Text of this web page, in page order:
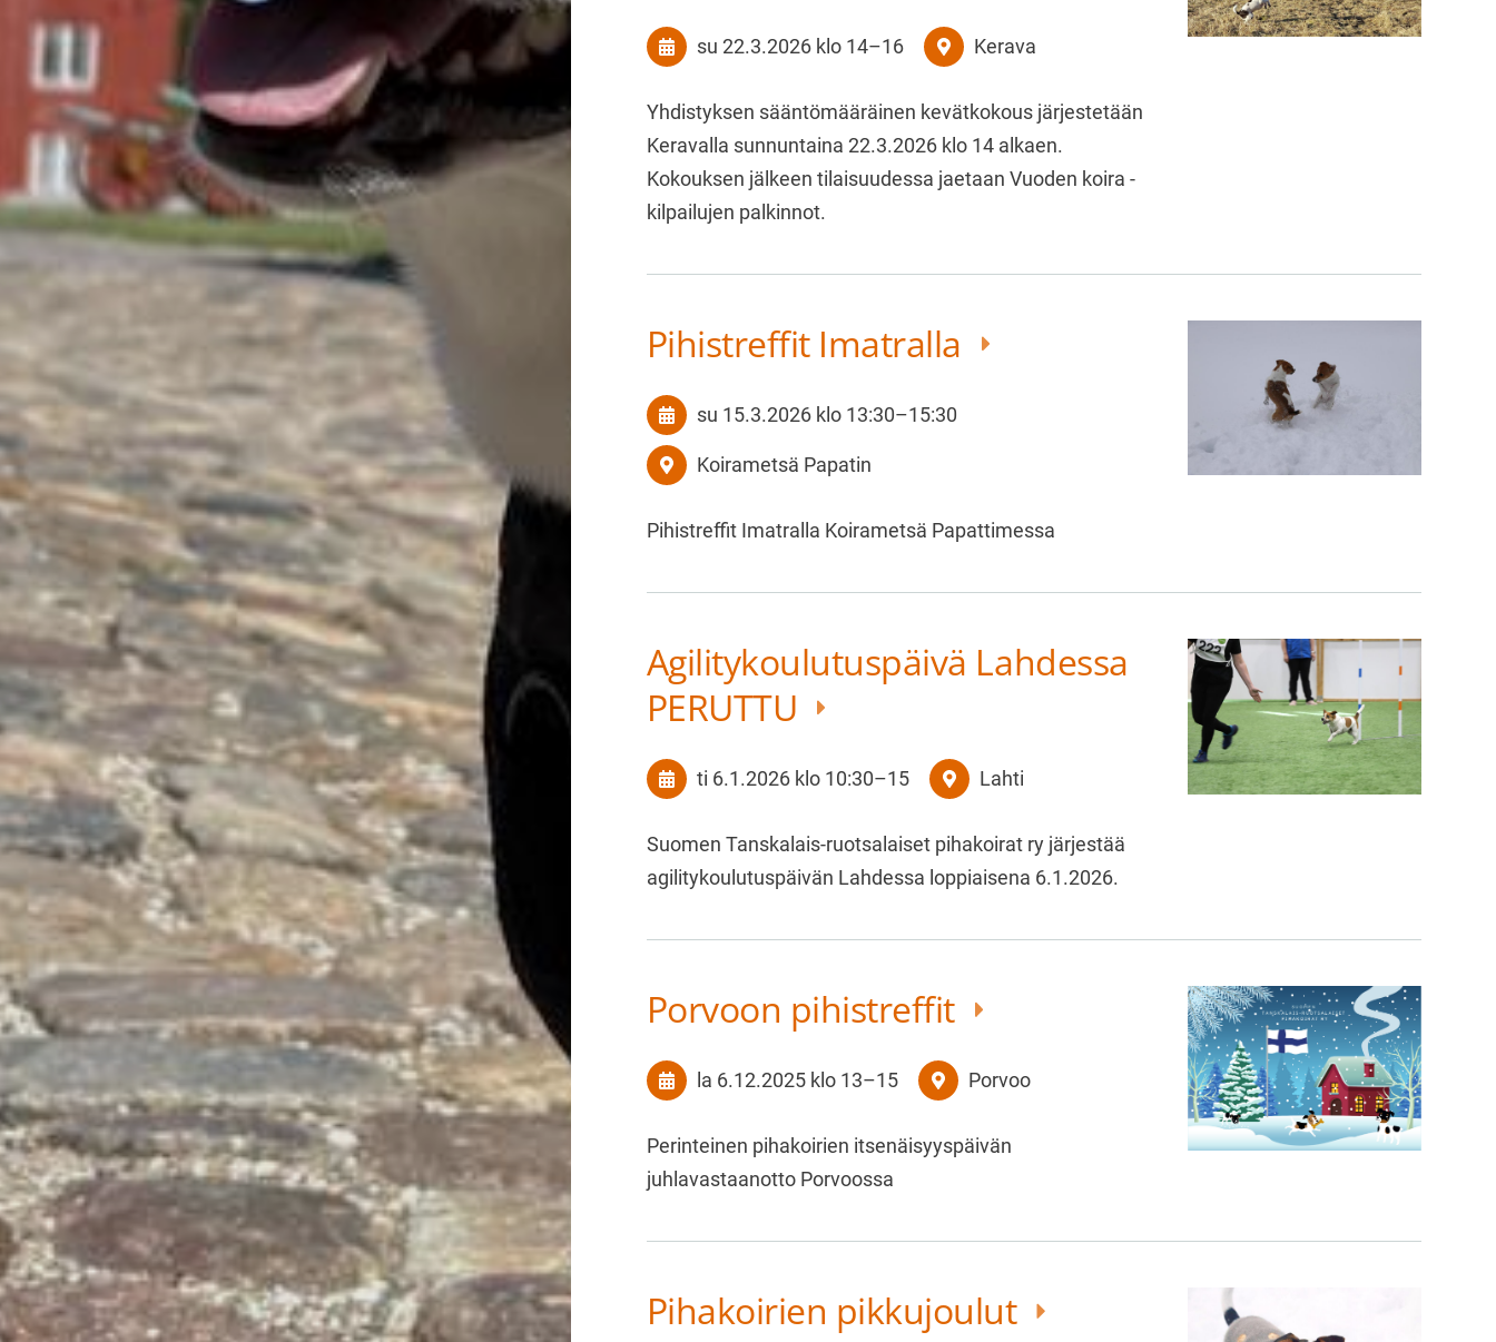
su 22.3.2026 klo 14–16 Kerava
Yhdistyksen sääntömääräinen kevätkokous järjestetään
Keravalla sunnuntaina 22.3.2026 klo 14 alkaen.
Kokouksen jälkeen tilaisuudessa jaetaan Vuoden koira -
kilpailujen palkinnot.
Pihistreffit Imatralla
su 15.3.2026 klo 13:30–15:30
Koirametsä Papatin
Pihistreffit Imatralla Koirametsä Papattimessa
Agilitykoulutuspäivä Lahdessa
PERUTTU
ti 6.1.2026 klo 10:30–15 Lahti
Suomen Tanskalais-ruotsalaiset pihakoirat ry järjestää
agilitykoulutuspäivän Lahdessa loppiaisena 6.1.2026.
Porvoon pihistreffit
la 6.12.2025 klo 13–15 Porvoo
Perinteinen pihakoirien itsenäisyyspäivän
juhlavastaanotto Porvoossa
Pihakoirien pikkujoulut